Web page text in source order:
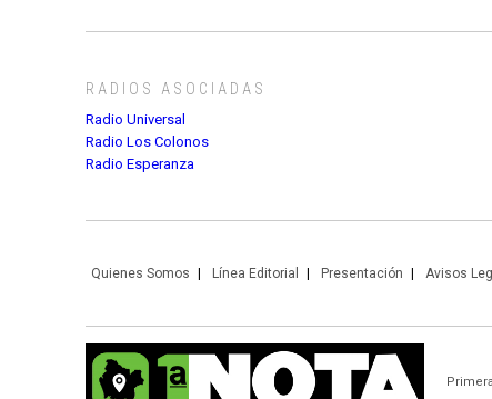
RADIOS ASOCIADAS
Radio Universal
Radio Los Colonos
Radio Esperanza
Quienes Somos Línea Editorial Presentación Avisos